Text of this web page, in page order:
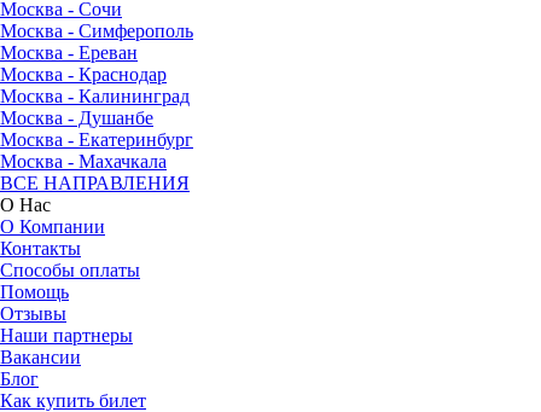
Москва - Сочи
Москва - Симферополь
Москва - Ереван
Москва - Краснодар
Москва - Калининград
Москва - Душанбе
Москва - Екатеринбург
Москва - Махачкала
ВСЕ НАПРАВЛЕНИЯ
О Нас
О Компании
Контакты
Способы оплаты
Помощь
Отзывы
Наши партнеры
Вакансии
Блог
Как купить билет